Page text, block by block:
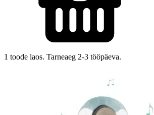
1 toode laos. Tarneaeg 2-3 tööpäeva.